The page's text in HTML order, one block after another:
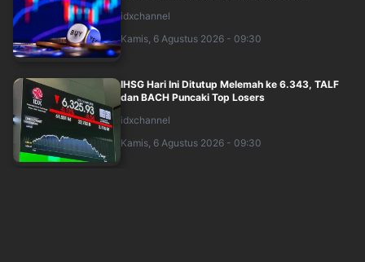
idxchannel
Kamis, 6 Agustus 2026 - 09:30
IHSG Hari Ini Ditutup Melemah ke 6.343, TALF
dan BACH Puncaki Top Losers
idxchannel
Kamis, 6 Agustus 2026 - 09:30